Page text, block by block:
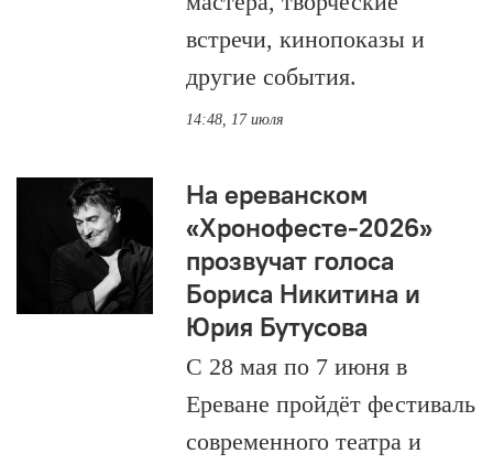
встречи, кинопоказы и
другие события.
14:48, 17 июля
На ереванском
«Хронофесте-2026»
прозвучат голоса
Бориса Никитина и
Юрия Бутусова
С 28 мая по 7 июня в
Ереване пройдёт фестиваль
современного театра и